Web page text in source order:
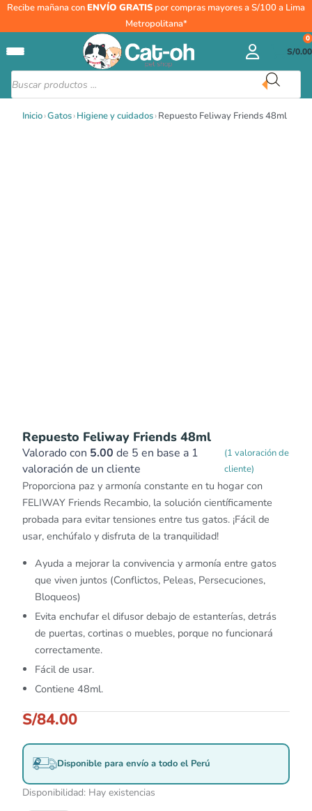
Recibe mañana conENVÍO GRATIS por compras mayores a S/100 a Lima
Metropolitana*
Búsqueda
de
productos
S/0.00
0
Inicio›Gatos›Higiene y cuidados›Repuesto Feliway Friends 48ml
Repuesto Feliway Friends 48ml
Valorado con 5.00 de 5 en base a 1
valoración de un cliente
(1 valoración de
cliente)
Proporciona paz y armonía constante en tu hogar con
FELIWAY Friends Recambio, la solución científicamente
probada para evitar tensiones entre tus gatos. ¡Fácil de
usar, enchúfalo y disfruta de la tranquilidad!
Ayuda a mejorar la convivencia y armonía entre gatos
que viven juntos (Conflictos, Peleas, Persecuciones,
Bloqueos)
Evita enchufar el difusor debajo de estanterías, detrás
de puertas, cortinas o muebles, porque no funcionará
correctamente.
Fácil de usar.
Contiene 48ml.
S/84.00
Disponible para envío a todo el Perú
Disponibilidad: Hay existencias
Repuesto
48ml
cantidad